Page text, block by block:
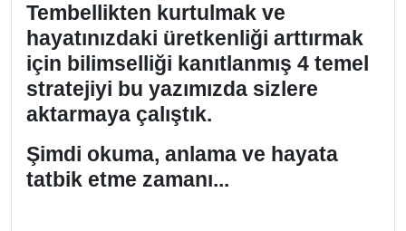
Tembellikten kurtulmak ve
hayatınızdaki üretkenliği arttırmak
için bilimselliği kanıtlanmış 4 temel
stratejiyi bu yazımızda sizlere
aktarmaya çalıştık.
Şimdi okuma, anlama ve hayata
tatbik etme zamanı...